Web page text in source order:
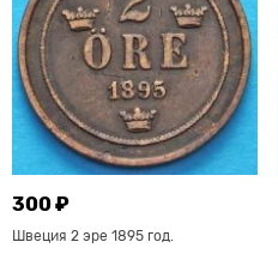
300 ₽
Швеция 2 эре 1895 год.